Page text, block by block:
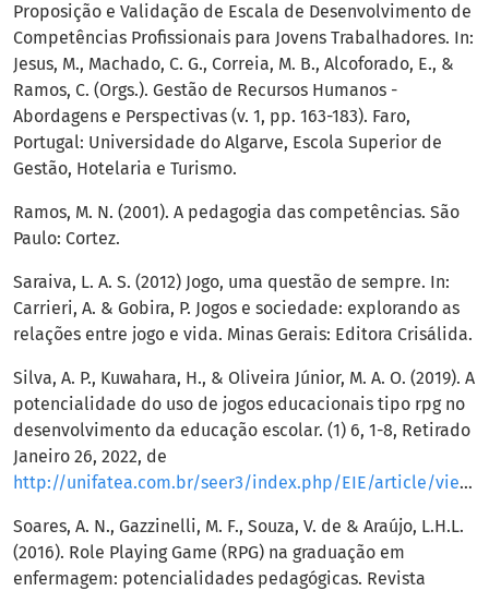
Proposição e Validação de Escala de Desenvolvimento de
Competências Profissionais para Jovens Trabalhadores. In:
Jesus, M., Machado, C. G., Correia, M. B., Alcoforado, E., &
Ramos, C. (Orgs.). Gestão de Recursos Humanos -
Abordagens e Perspectivas (v. 1, pp. 163-183). Faro,
Portugal: Universidade do Algarve, Escola Superior de
Gestão, Hotelaria e Turismo.
Ramos, M. N. (2001). A pedagogia das competências. São
Paulo: Cortez.
Saraiva, L. A. S. (2012) Jogo, uma questão de sempre. In:
Carrieri, A. & Gobira, P. Jogos e sociedade: explorando as
relações entre jogo e vida. Minas Gerais: Editora Crisálida.
Silva, A. P., Kuwahara, H., & Oliveira Júnior, M. A. O. (2019). A
potencialidade do uso de jogos educacionais tipo rpg no
desenvolvimento da educação escolar. (1) 6, 1-8, Retirado
Janeiro 26, 2022, de
http://unifatea.com.br/seer3/index.php/EIE/article/view/1237
Soares, A. N., Gazzinelli, M. F., Souza, V. de & Araújo, L.H.L.
(2016). Role Playing Game (RPG) na graduação em
enfermagem: potencialidades pedagógicas. Revista